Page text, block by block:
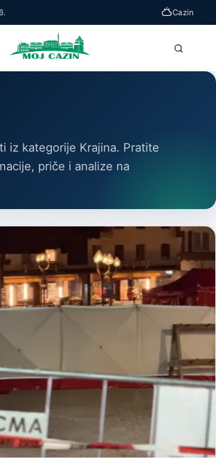
Cazin
iz kategorije Krajina. Pratite
priče i analize na